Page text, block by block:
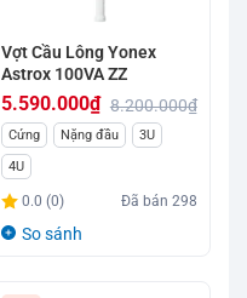
Vợt Cầu Lông Yonex
Astrox 100VA ZZ
8.200.000₫
Giá
gốc
là:
8.200.000₫.
5.590.000₫
Giá
hiện
tại
là:
Cứng Nặng đầu
3U
4U
0.0 (0) Đã bán298
So sánh